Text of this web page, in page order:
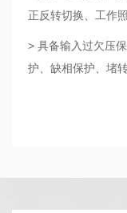
正反转切换、工作
> 具备输入过欠压
护、缺相保护、堵